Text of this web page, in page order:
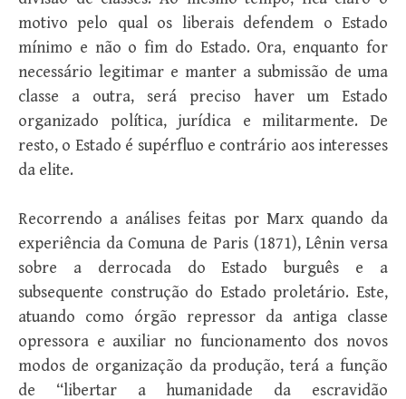
motivo pelo qual os liberais defendem o Estado
mínimo e não o fim do Estado. Ora, enquanto for
necessário legitimar e manter a submissão de uma
classe a outra, será preciso haver um Estado
organizado política, jurídica e militarmente. De
resto, o Estado é supérfluo e contrário aos interesses
da elite.
Recorrendo a análises feitas por Marx quando da
experiência da Comuna de Paris (1871), Lênin versa
sobre a derrocada do Estado burguês e a
subsequente construção do Estado proletário. Este,
atuando como órgão repressor da antiga classe
opressora e auxiliar no funcionamento dos novos
modos de organização da produção, terá a função
de “libertar a humanidade da escravidão